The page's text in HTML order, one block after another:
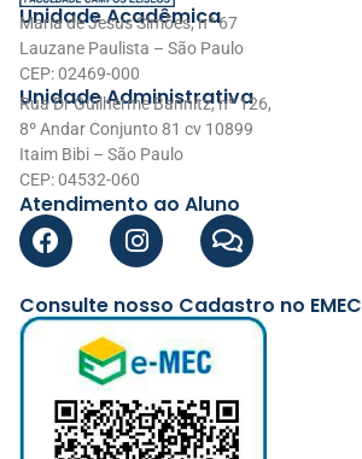
Unidade Acadêmica
Maria de Jesus Simões, nº 67
Lauzane Paulista – São Paulo
CEP: 02469-000
Unidade Administrativa
Rua Dr Guilherme Bannitz, nº 126,
8º Andar Conjunto 81 cv 10899
Itaim Bibi – São Paulo
CEP: 04532-060
Atendimento ao Aluno
Consulte nosso Cadastro no EMEC